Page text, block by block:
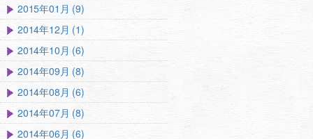
2015年01月 (9)
2014年12月 (1)
2014年10月 (6)
2014年09月 (8)
2014年08月 (6)
2014年07月 (8)
2014年06月 (6)